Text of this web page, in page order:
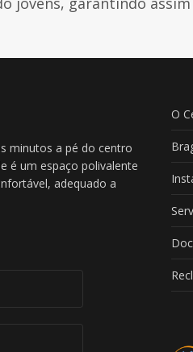
minutos a pé do centro
é um espaço polivalente
adequado a
O